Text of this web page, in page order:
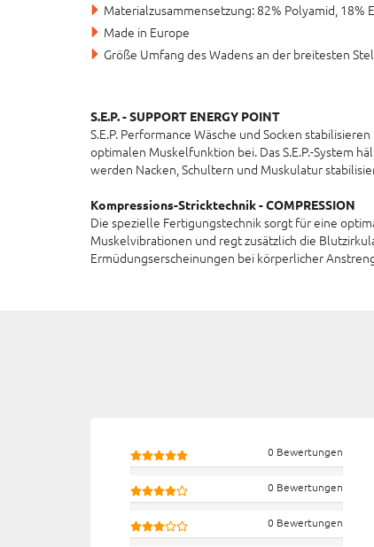
Materialzusammensetzung: 82% Polyamid, 18%
Made in Europe
Größe Umfang des Wadens an der breitesten
S.E.P. - SUPPORT ENERGY POINT
S.E.P. Performance Wäsche und Socken
optimalen Muskelfunktion bei. Das S.E.P.-System
werden Nacken, Schultern und Muskulatur
Kompressions-Stricktechnik - COMPRESSION
Die spezielle Fertigungstechnik sorgt für eine
Muskelvibrationen und regt zusätzlich die
Ermüdungserscheinungen bei körperlicher
0 Bewertungen
0 Bewertungen
0 Bewertungen